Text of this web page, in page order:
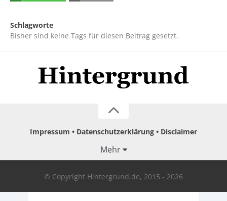
Schlagworte
Bisher sind keine Tags für diesen Beitrag gesetzt.
Impressum Datenschutzerklärung Disclaimer
Mehr
© Copyright Hintergrund.de, 2015 - 2026